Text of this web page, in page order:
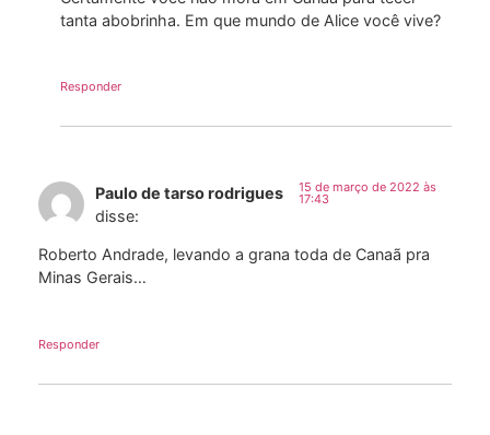
tanta abobrinha. Em que mundo de Alice você vive?
Responder
Paulo de tarso rodrigues
disse:
15 de março de 2022 às
17:43
Roberto Andrade, levando a grana toda de Canaã pra
Minas Gerais…
Responder